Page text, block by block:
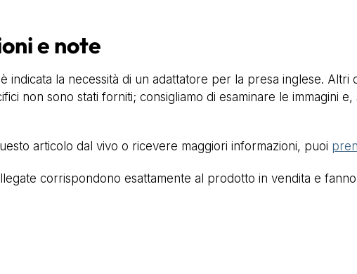
e note
indicata la necessità di un adattatore per la presa inglese.
non sono stati forniti; consigliamo di esaminare le immagini
articolo dal vivo o ricevere maggiori informazioni, puoi
corrispondono esattamente al prodotto in vendita e